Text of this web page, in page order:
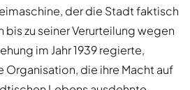
der die Stadt faktisch
bis zu seiner Verurteilung wegen
im Jahr 1939 regierte,
die ihre Macht auf